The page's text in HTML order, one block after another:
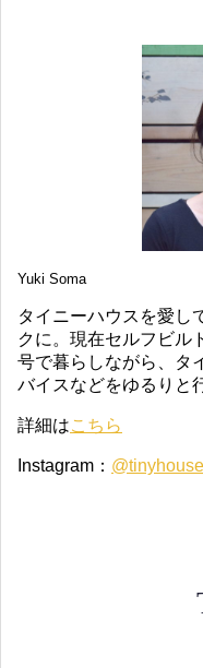
Yuki Soma
タイニーハウスを愛し
クに。現在セルフビル
号で暮らしながら、タ
バイスなどをゆるりと
詳細はこちら
Instagram：